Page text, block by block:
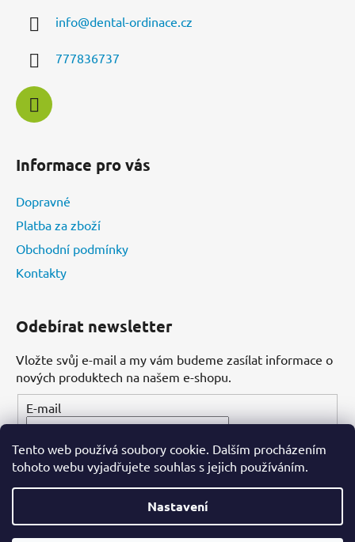
Tento web používá soubory cookie. Dalším procházením
tohoto webu vyjadřujete souhlas s jejich používáním.
Nastavení
info@dental-ordinace.cz
777836737
Informace pro vás
Dopravné
Platba za zboží
Obchodní podmínky
Kontakty
Odebírat newsletter
Vložte svůj e-mail a my vám budeme zasílat informace o
nových produktech na našem e-shopu.
E-mail
PŘIHLÁSIT SE